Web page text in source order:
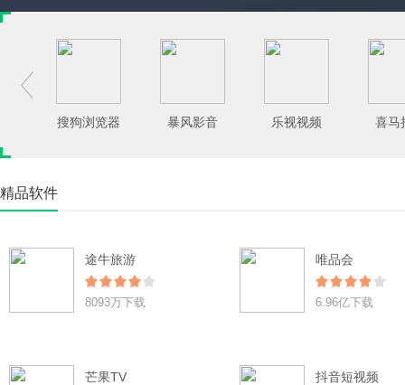
搜狗浏览器 暴风影音 乐视视频 喜马

精品软件
途牛旅游
8093万下载
唯品会
6.96亿下载
芒果TV 抖音短视频